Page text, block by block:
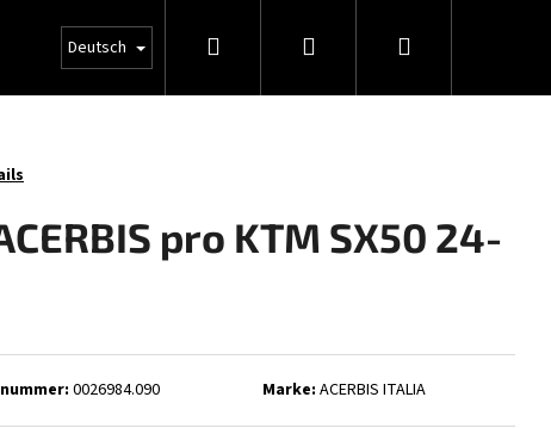
Deutsch Suchen Login Warenkorb
pro KTM SX50 24-
0026984.090 Marke: ACERBIS ITALIA